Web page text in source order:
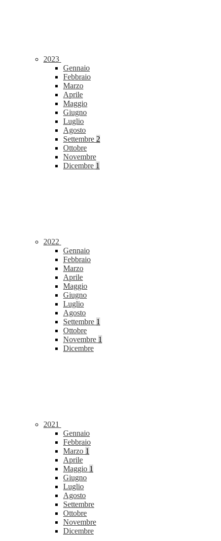
2023
Gennaio
Febbraio
Marzo
Aprile
Maggio
Giugno
Luglio
Agosto
Settembre 2
Ottobre
Novembre
Dicembre 1
2022
Gennaio
Febbraio
Marzo
Aprile
Maggio
Giugno
Luglio
Agosto
Settembre 1
Ottobre
Novembre 1
Dicembre
2021
Gennaio
Febbraio
Marzo 1
Aprile
Maggio 1
Giugno
Luglio
Agosto
Settembre
Ottobre
Novembre
Dicembre